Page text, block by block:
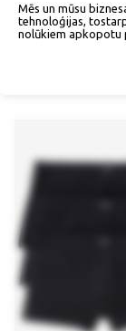
Mēs un mūsu
tehnoloģijas,
nolūkiem apkopotu